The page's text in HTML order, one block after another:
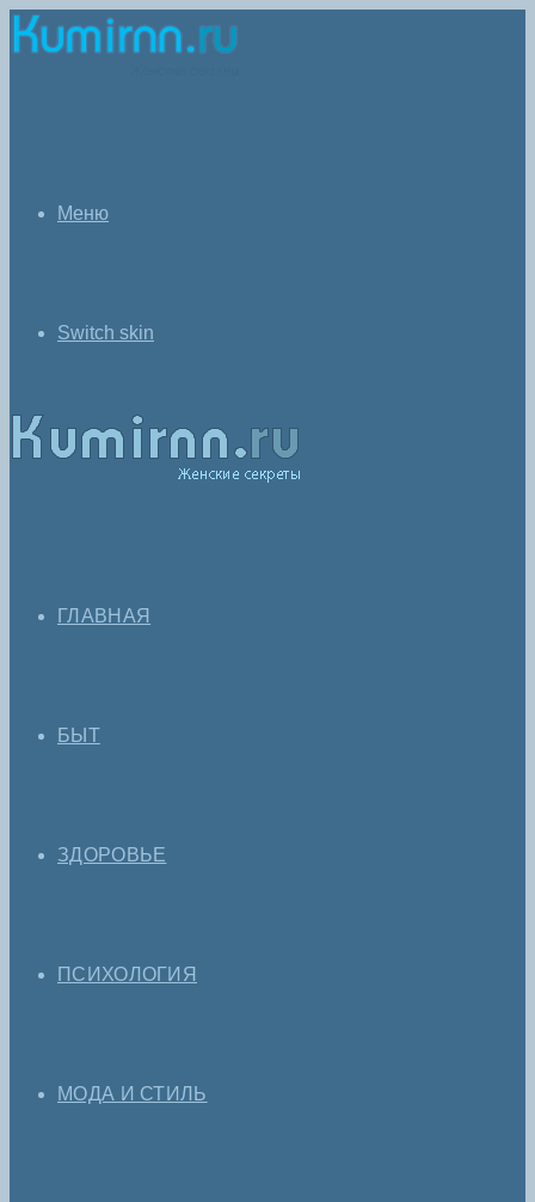
Меню
Switch skin
ГЛАВНАЯ
БЫТ
ЗДОРОВЬЕ
ПСИХОЛОГИЯ
МОДА И СТИЛЬ